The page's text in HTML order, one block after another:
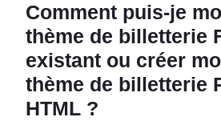
Comment puis-je
thème de billetterie
existant ou créer
thème de billetterie
HTML ?